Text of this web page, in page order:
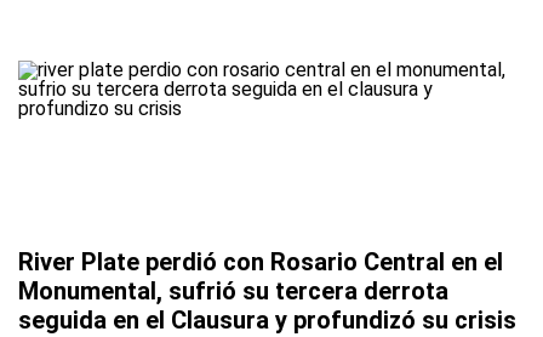
River Plate perdió con Rosario Central en el
Monumental, sufrió su tercera derrota
seguida en el Clausura y profundizó su crisis